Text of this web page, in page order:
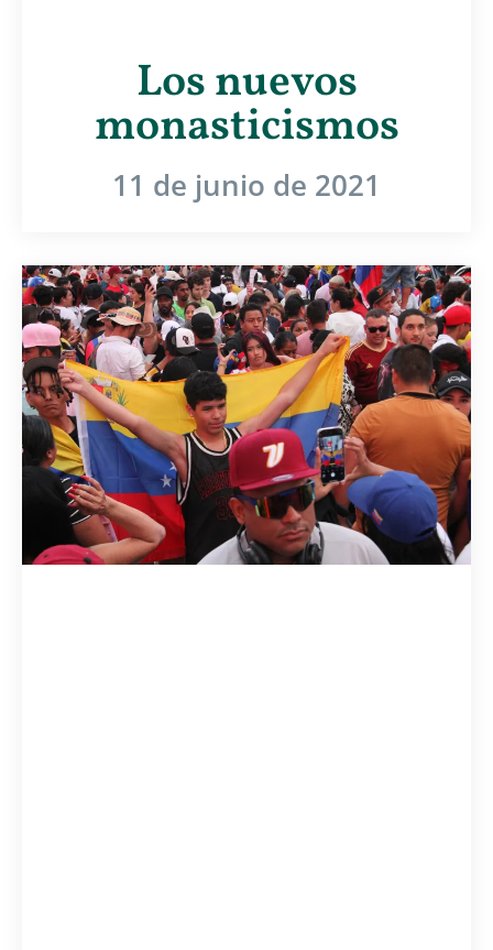
Los nuevos
monasticismos
11 de junio de 2021